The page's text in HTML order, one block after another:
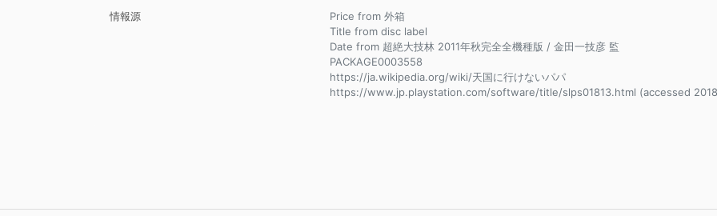
情報源
Price from 外箱
Title from disc label
Date from 超絶大技林 2011年秋完全全機種版 / 金田一技彦 監
PACKAGE0003558
https://ja.wikipedia.org/wiki/天国に行けないパパ
https://www.jp.playstation.com/software/title/slps01813.html (accessed